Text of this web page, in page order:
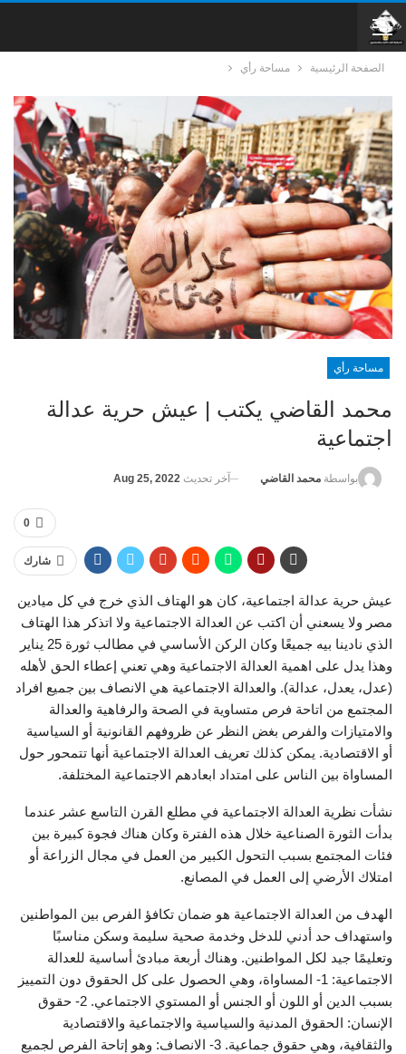
الصفحة الرئيسية مساحة رأي
مساحة رأي
محمد القاضي يكتب | عيش حرية عدالة
اجتماعية
بواسطة محمد القاضي آخر تحديث Aug 25, 2022
0
شارك
عيش حرية عدالة اجتماعية، كان هو الهتاف الذي خرج في كل ميادين
مصر ولا يسعني أن اكتب عن العدالة الاجتماعية ولا اتذكر هذا الهتاف
الذي نادينا بيه جميعًا وكان الركن الأساسي في مطالب ثورة 25 يناير
وهذا يدل على اهمية العدالة الاجتماعية وهي تعني إعطاء الحق لأهله
(عدل، يعدل، عدالة). والعدالة الاجتماعية هي الانصاف بين جميع افراد
المجتمع من اتاحة فرص متساوية في الصحة والرفاهية والعدالة
والامتيازات والفرص بغض النظر عن ظروفهم القانونية أو السياسية
أو الاقتصادية. يمكن كذلك تعريف العدالة الاجتماعية أنها تتمحور حول
المساواة بين الناس على امتداد ابعادهم الاجتماعية المختلفة.
نشأت نظرية العدالة الاجتماعية في مطلع القرن التاسع عشر عندما
بدأت الثورة الصناعية خلال هذه الفترة وكان هناك فجوة كبيرة بين
فئات المجتمع بسبب التحول الكبير من العمل في مجال الزراعة أو
امتلاك الأرضي إلى العمل في المصانع.
الهدف من العدالة الاجتماعية هو ضمان تكافؤ الفرص بين المواطنين
واستهداف حد أدني للدخل وخدمة صحية سليمة وسكن مناسبًا
وتعليمًا جيد لكل المواطنين. وهناك أربعة مبادئ أساسية للعدالة
الاجتماعية: 1- المساواة، وهي الحصول على كل الحقوق دون التمييز
بسبب الدين أو اللون أو الجنس أو المستوي الاجتماعي. 2- حقوق
الإنسان: الحقوق المدنية والسياسية والاجتماعية والاقتصادية
والثقافية، وهي حقوق جماعية. 3- الانصاف: وهو إتاحة الفرص لجميع